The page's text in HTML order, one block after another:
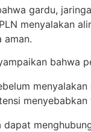
gardu,
menyalakan
aman.